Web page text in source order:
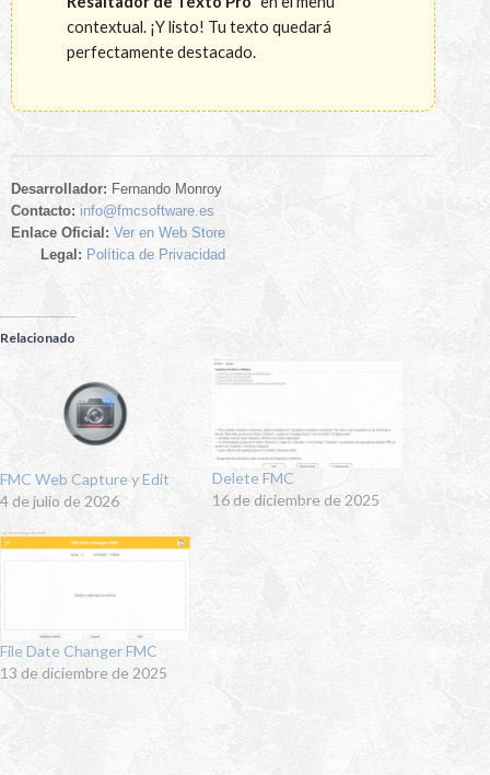
contextual. ¡Y listo! Tu texto quedará
perfectamente destacado.
Desarrollador: Fernando Monroy
Contacto: info@fmcsoftware.es
Enlace Oficial: Ver en Web Store
Legal: Política de Privacidad
Relacionado
FMC Web Capture y Edit
4 de julio de 2026
Delete FMC
16 de diciembre de 2025
File Date Changer FMC
13 de diciembre de 2025